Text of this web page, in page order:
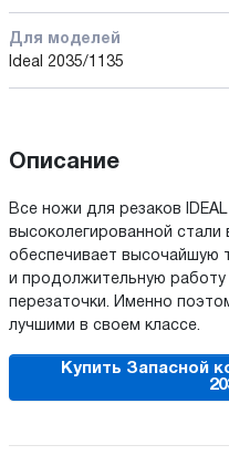
Для моделей
Ideal 2035/1135
Описание
Все ножи для резаков
высоколегированной стали
обеспечивает высочайшую
и продолжительную работу
перезаточки. Именно
лучшими в своем классе.
Купить Запасной